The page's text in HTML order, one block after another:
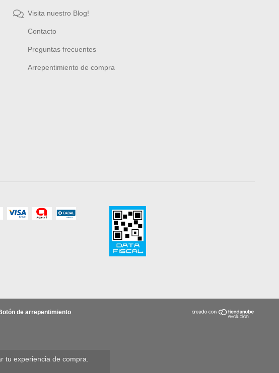
tu experiencia de compra.
Visita nuestro Blog!
Contacto
Preguntas frecuentes
Arrepentimiento de compra
de arrepentimiento